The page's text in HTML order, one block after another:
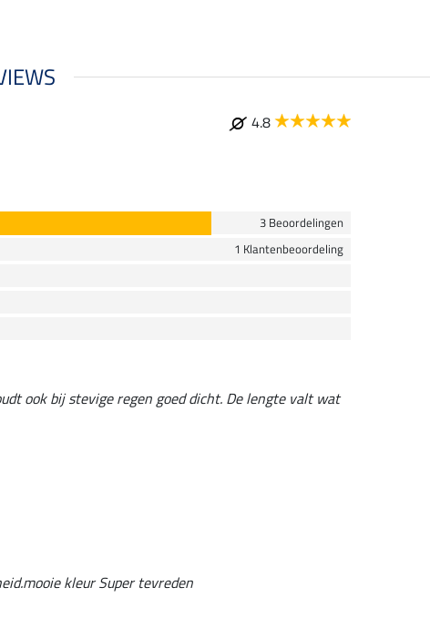
4.8
3 Beoordelingen
1 Klantenbeoordeling
ook bij stevige regen goed dicht. De lengte valt wat
kleur Super tevreden